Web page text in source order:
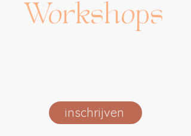
inschrijven
Workshops